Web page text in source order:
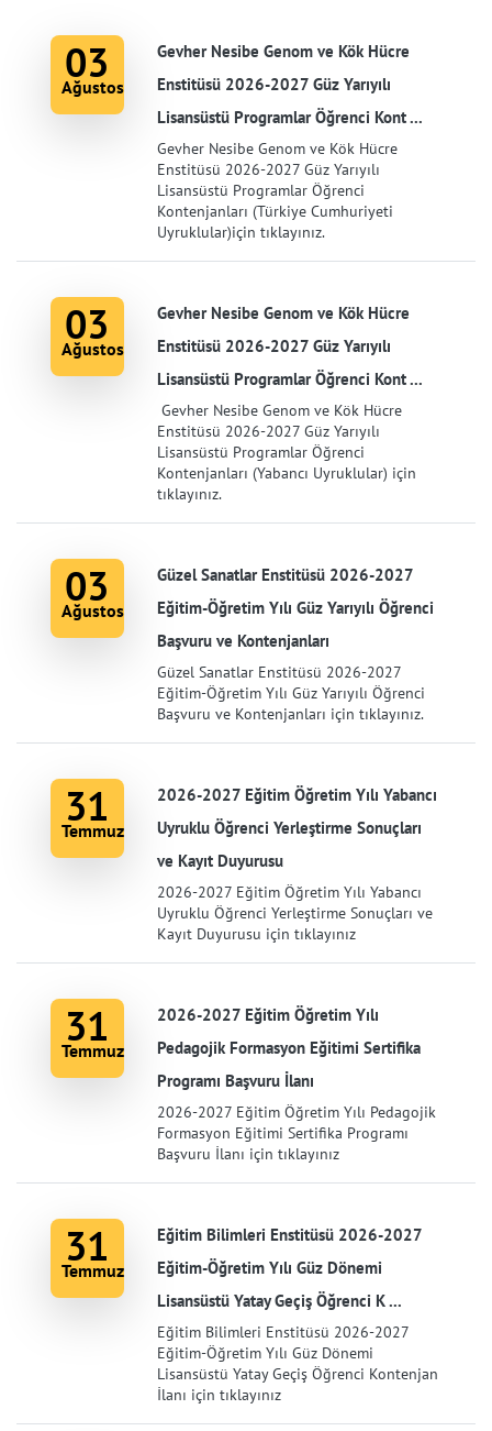
03
Ağustos
Gevher Nesibe Genom ve Kök Hücre
Enstitüsü 2026-2027 Güz Yarıyılı
Lisansüstü Programlar Öğrenci Kont ...
Gevher Nesibe Genom ve Kök Hücre
Enstitüsü 2026-2027 Güz Yarıyılı
Lisansüstü Programlar Öğrenci
Kontenjanları (Türkiye Cumhuriyeti
Uyruklular)için tıklayınız.
03
Ağustos
Gevher Nesibe Genom ve Kök Hücre
Enstitüsü 2026-2027 Güz Yarıyılı
Lisansüstü Programlar Öğrenci Kont ...
Gevher Nesibe Genom ve Kök Hücre
Enstitüsü 2026-2027 Güz Yarıyılı
Lisansüstü Programlar Öğrenci
Kontenjanları (Yabancı Uyruklular) için
tıklayınız.
03
Ağustos
Güzel Sanatlar Enstitüsü 2026-2027
Eğitim-Öğretim Yılı Güz Yarıyılı Öğrenci
Başvuru ve Kontenjanları
Güzel Sanatlar Enstitüsü 2026-2027
Eğitim-Öğretim Yılı Güz Yarıyılı Öğrenci
Başvuru ve Kontenjanları için tıklayınız.
31
Temmuz
2026-2027 Eğitim Öğretim Yılı Yabancı
Uyruklu Öğrenci Yerleştirme Sonuçları
ve Kayıt Duyurusu
2026-2027 Eğitim Öğretim Yılı Yabancı
Uyruklu Öğrenci Yerleştirme Sonuçları ve
Kayıt Duyurusu için tıklayınız
31
Temmuz
2026-2027 Eğitim Öğretim Yılı
Pedagojik Formasyon Eğitimi Sertifika
Programı Başvuru İlanı
2026-2027 Eğitim Öğretim Yılı Pedagojik
Formasyon Eğitimi Sertifika Programı
Başvuru İlanı için tıklayınız
31
Temmuz
Eğitim Bilimleri Enstitüsü 2026-2027
Eğitim-Öğretim Yılı Güz Dönemi
Lisansüstü Yatay Geçiş Öğrenci K ...
Eğitim Bilimleri Enstitüsü 2026-2027
Eğitim-Öğretim Yılı Güz Dönemi
Lisansüstü Yatay Geçiş Öğrenci Kontenjan
İlanı için tıklayınız